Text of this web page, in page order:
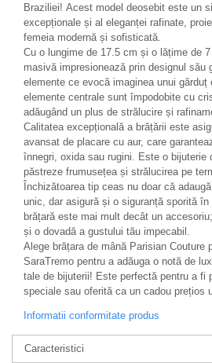
Braziliei! Acest model deosebit este un
excepționale și al eleganței rafinate,
femeia modernă și sofisticată.
Cu o lungime de 17.5 cm și o lățime de
masivă impresionează prin designul său
elemente ce evocă imaginea unui gărduț
elemente centrale sunt împodobite cu
adăugând un plus de strălucire și
Calitatea excepțională a brățării este
avansat de placare cu aur, care
înnegri, oxida sau rugini. Este o bijuterie
păstreze frumusețea și strălucirea pe
Închizătoarea tip ceas nu doar că
unic, dar asigură și o siguranță sporită
brățară este mai mult decât un
și o dovadă a gustului tău impecabil.
Alege brățara de mână Parisian Couture
SaraTremo pentru a adăuga o notă de
tale de bijuterii! Este perfectă pentru a fi
speciale sau oferită ca un cadou prețios
Informatii conformitate produs
Caracteristici